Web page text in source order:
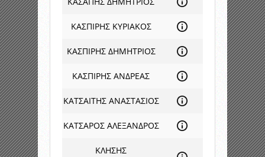
ΚΑΣΠΙΡΗΣ ΚΥΡΙΑΚΟΣ
ΚΑΣΠΙΡΗΣ ΔΗΜΗΤΡΙΟΣ
ΚΑΣΠΙΡΗΣ ΑΝΔΡΕΑΣ
ΚΑΤΣΑΙΤΗΣ ΑΝΑΣΤΑΣΙΟΣ
ΚΑΤΣΑΡΟΣ ΑΛΕΞΑΝΔΡΟΣ
ΚΛΗΣΗΣ